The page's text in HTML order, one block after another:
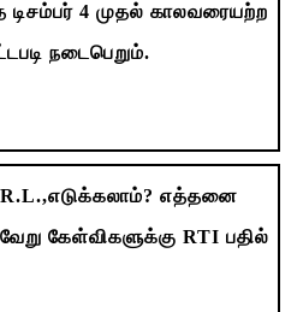
4 முதல் காலவரையற்ற
நடைபெறும்.
எத்தனை
கேள்விகளுக்கு RTI பதில்